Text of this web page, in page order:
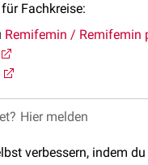
Fachkreise:
Remifemin / Remifemin
Hier melden
verbessern, indem